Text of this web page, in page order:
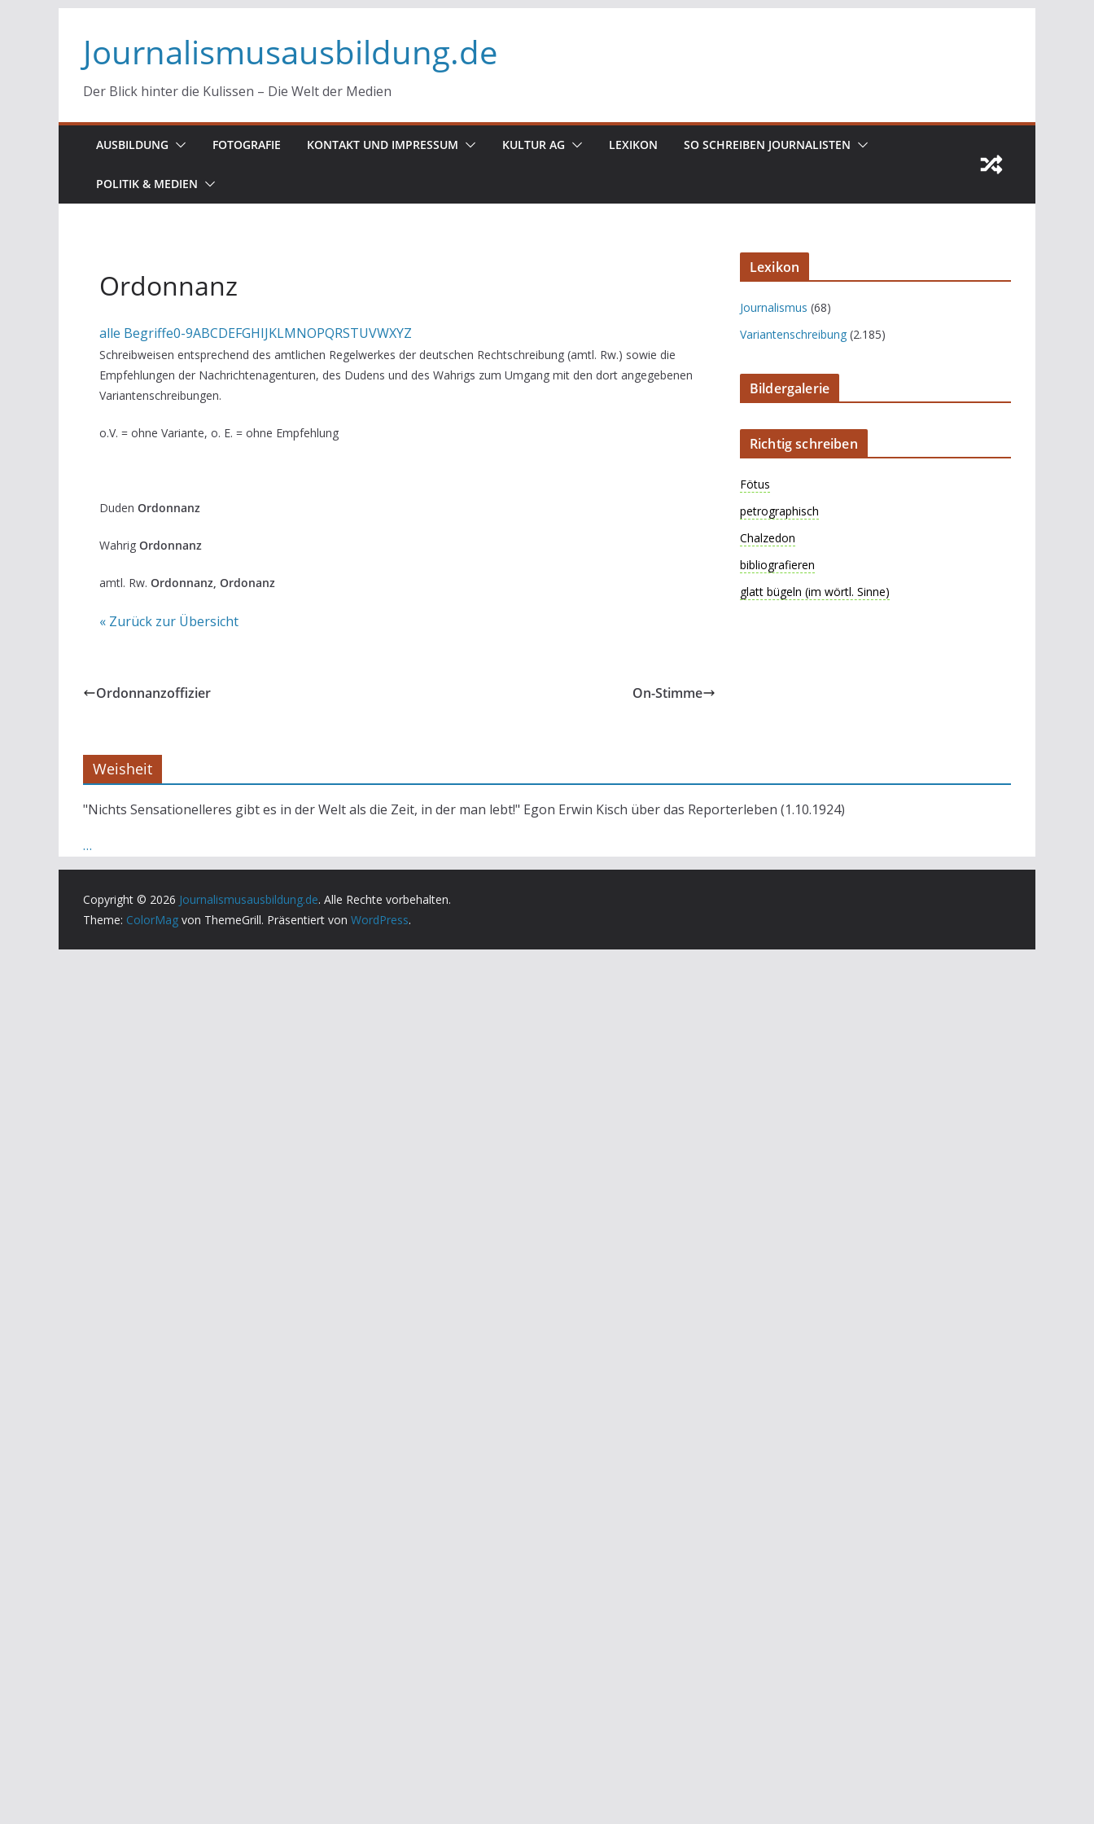
Inhalt
springen
Journalismusausbildung.de
Der Blick hinter die Kulissen – Die Welt der Medien
AUSBILDUNG FOTOGRAFIE KONTAKT UND IMPRESSUM KULTUR AG LEXIKON SO SCHREIBEN JOURNALISTEN
POLITIK & MEDIEN
Ordonnanz
alle Begriffe0-9ABCDEFGHIJKLMNOPQRSTUVWXYZ
Schreibweisen entsprechend des amtlichen Regelwerkes der deutschen Rechtschreibung (amtl. Rw.) sowie die
Empfehlungen der Nachrichtenagenturen, des Dudens und des Wahrigs zum Umgang mit den dort angegebenen
Variantenschreibungen.
o.V. = ohne Variante, o. E. = ohne Empfehlung
Duden Ordonnanz
Wahrig Ordonnanz
amtl. Rw. Ordonnanz, Ordonanz
« Zurück zur Übersicht
Ordonnanzoffizier On-Stimme
Lexikon
Journalismus (68)
Variantenschreibung (2.185)
Bildergalerie
Richtig schreiben
Fötus
petrographisch
Chalzedon
bibliografieren
glatt bügeln (im wörtl. Sinne)
Weisheit
"Nichts Sensationelleres gibt es in der Welt als die Zeit, in der man lebt!" Egon Erwin Kisch über das Reporterleben (1.10.1924)
…
Copyright © 2026 Journalismusausbildung.de. Alle Rechte vorbehalten.
Theme: ColorMag von ThemeGrill. Präsentiert von WordPress.